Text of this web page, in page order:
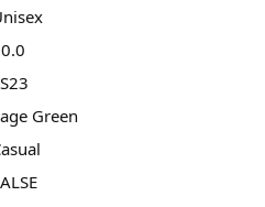
Green